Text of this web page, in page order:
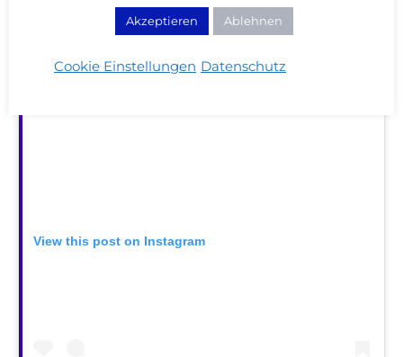
View this post on Instagram
Akzeptieren Ablehnen
Cookie Einstellungen Datenschutz